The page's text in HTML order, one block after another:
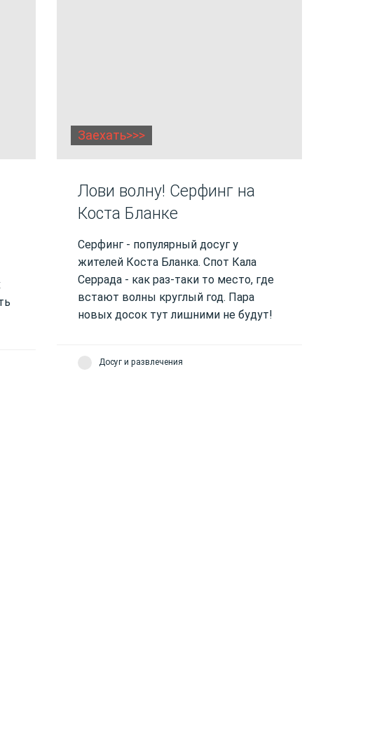
Заехать>>>
Лови волну! Серфинг на
Коста Бланке
Серфинг - популярный досуг у
жителей Коста Бланка. Спот Кала
Серрада - как раз-таки то место, где
встают волны круглый год. Пара
новых досок тут лишними не будут!
Досуг и развлечения